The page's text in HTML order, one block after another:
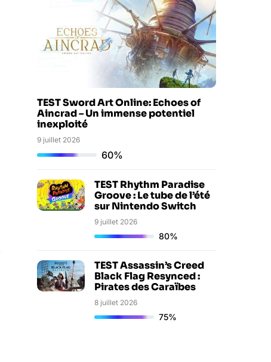
TEST Sword Art Online: Echoes of
Aincrad – Un immense potentiel
inexploité
9 juillet 2026
60%
TEST Rhythm Paradise
Groove : Le tube de l’été
sur Nintendo Switch
9 juillet 2026
80%
TEST Assassin’s Creed
Black Flag Resynced :
Pirates des Caraïbes
8 juillet 2026
75%